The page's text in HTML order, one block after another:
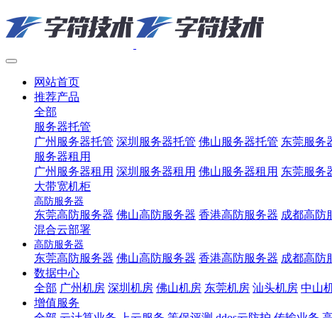
网站首页
推荐产品
全部
服务器托管
广州服务器托管 深圳服务器托管 佛山服务器托管 东莞服务
服务器租用
广州服务器租用 深圳服务器租用 佛山服务器租用 东莞服务
大带宽机柜
高防服务器
东莞高防服务器 佛山高防服务器 香港高防服务器 成都高防
混合云部署
高防服务器
东莞高防服务器 佛山高防服务器 香港高防服务器 成都高防
数据中心
全部 广州机房 深圳机房 佛山机房 东莞机房 汕头机房 中山
增值服务